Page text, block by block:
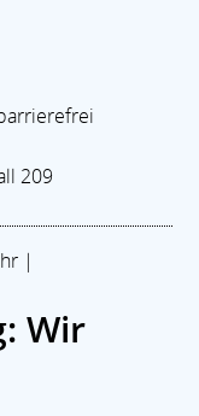
209
|
Wir